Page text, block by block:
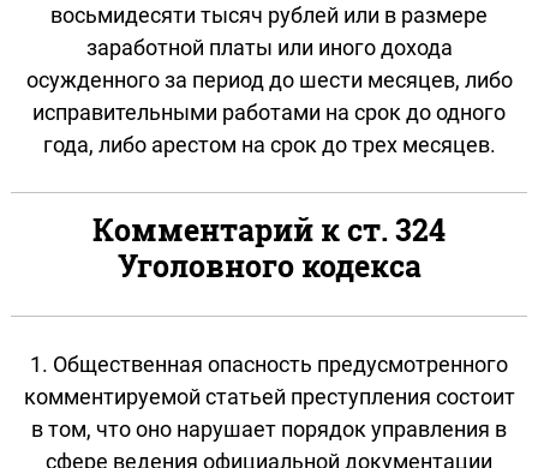
восьмидесяти тысяч рублей или в размере
заработной платы или иного дохода
осужденного за период до шести месяцев, либо
исправительными работами на срок до одного
года, либо арестом на срок до трех месяцев.
Комментарий к ст. 324
Уголовного кодекса
1. Общественная опасность предусмотренного
комментируемой статьей преступления состоит
в том, что оно нарушает порядок управления в
сфере ведения официальной документации